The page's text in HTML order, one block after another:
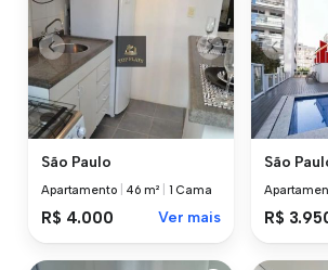
São Paulo
Apartamento 46 m² 1 Cama
R$ 4.000 Ver mais
São
R$